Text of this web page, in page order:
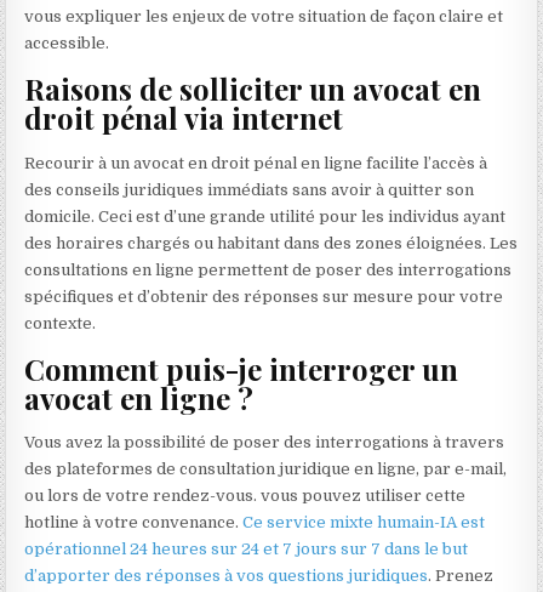
vous expliquer les enjeux de votre situation de façon claire et
accessible.
Raisons de solliciter un avocat en
droit pénal via internet
Recourir à un avocat en droit pénal en ligne facilite l’accès à
des conseils juridiques immédiats sans avoir à quitter son
domicile. Ceci est d’une grande utilité pour les individus ayant
des horaires chargés ou habitant dans des zones éloignées. Les
consultations en ligne permettent de poser des interrogations
spécifiques et d’obtenir des réponses sur mesure pour votre
contexte.
Comment puis-je interroger un
avocat en ligne ?
Vous avez la possibilité de poser des interrogations à travers
des plateformes de consultation juridique en ligne, par e-mail,
ou lors de votre rendez-vous. vous pouvez utiliser cette
hotline à votre convenance.Ce service mixte humain-IA est
opérationnel 24 heures sur 24 et 7 jours sur 7 dans le but
d’apporter des réponses à vos questions juridiques. Prenez